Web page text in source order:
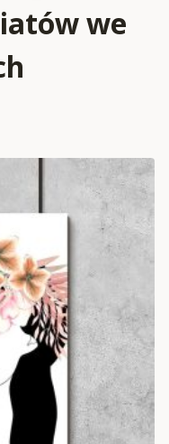
we